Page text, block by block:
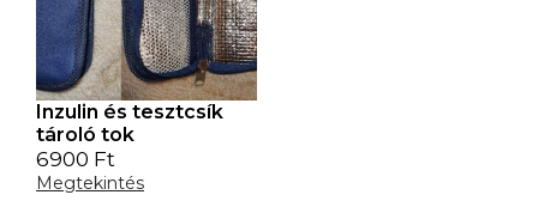
Inzulin és tesztcsík
tároló tok
6900 Ft
Megtekintés